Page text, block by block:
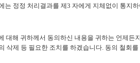
는 정정 처리결과를 제3 자에게 지체없이 통지
대해 귀하께서 동의하신 내용을 귀하는 언제든
삭제 등 필요한 조치를 하겠습니다. 동의 철회